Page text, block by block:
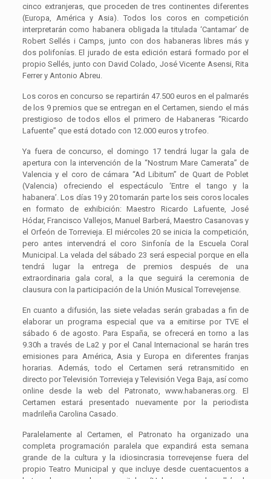
cinco extranjeras, que proceden de tres continentes diferentes
(Europa, América y Asia). Todos los coros en competición
interpretarán como habanera obligada la titulada ‘Cantamar’ de
Robert Sellés i Camps, junto con dos habaneras libres más y
dos polifonías. El jurado de esta edición estará formado por el
propio Sellés, junto con David Colado, José Vicente Asensi, Rita
Ferrer y Antonio Abreu.
Los coros en concurso se repartirán 47.500 euros en el palmarés
de los 9 premios que se entregan en el Certamen, siendo el más
prestigioso de todos ellos el primero de Habaneras “Ricardo
Lafuente” que está dotado con 12.000 euros y trofeo.
Ya fuera de concurso, el domingo 17 tendrá lugar la gala de
apertura con la intervención de la “Nostrum Mare Camerata” de
Valencia y el coro de cámara “Ad Libitum” de Quart de Poblet
(Valencia) ofreciendo el espectáculo ‘Entre el tango y la
habanera’. Los días 19 y 20 tomarán parte los seis coros locales
en formato de exhibición: Maestro Ricardo Lafuente, José
Hódar, Francisco Vallejos, Manuel Barberá, Maestro Casanovas y
el Orfeón de Torrevieja. El miércoles 20 se inicia la competición,
pero antes intervendrá el coro Sinfonía de la Escuela Coral
Municipal. La velada del sábado 23 será especial porque en ella
tendrá lugar la entrega de premios después de una
extraordinaria gala coral, a la que seguirá la ceremonia de
clausura con la participación de la Unión Musical Torrevejense.
En cuanto a difusión, las siete veladas serán grabadas a fin de
elaborar un programa especial que va a emitirse por TVE el
sábado 6 de agosto. Para España, se ofrecerá en torno a las
9.30h a través de La2 y por el Canal Internacional se harán tres
emisiones para América, Asia y Europa en diferentes franjas
horarias. Además, todo el Certamen será retransmitido en
directo por Televisión Torrevieja y Televisión Vega Baja, así como
online desde la web del Patronato, www.habaneras.org. El
Certamen estará presentado nuevamente por la periodista
madrileña Carolina Casado.
Paralelamente al Certamen, el Patronato ha organizado una
completa programación paralela que expandirá esta semana
grande de la cultura y la idiosincrasia torrevejense fuera del
propio Teatro Municipal y que incluye desde cuentacuentos a